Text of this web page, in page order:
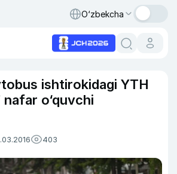
O‘zbekcha
ishtirokidagi YTH
o‘quvchi
403